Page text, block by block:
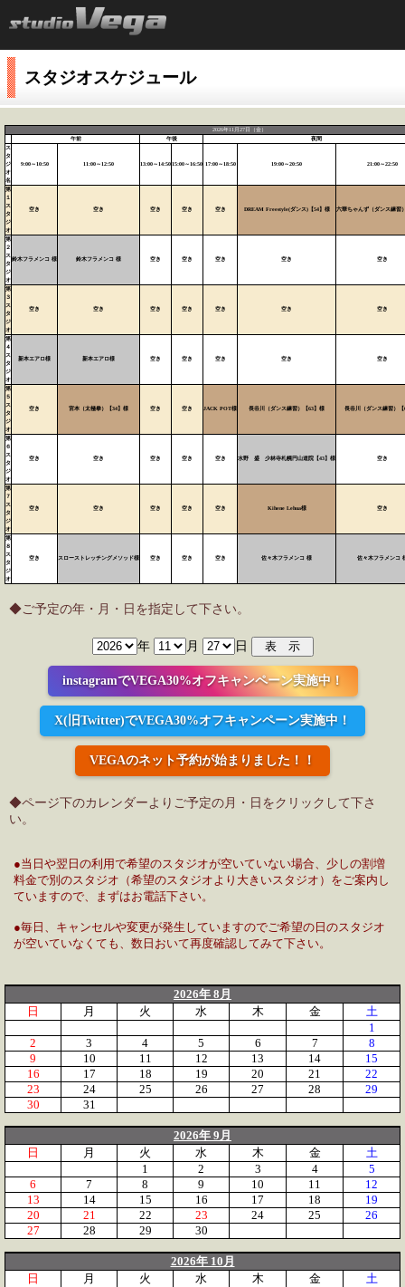
スタジオスケジュール
2026年11月27日（金）
午前
午後
夜間
ス
タ
ジ
オ
名
9:00～10:50 11:00～12:50 13:00～14:5015:00～16:50 17:00～18:50 19:00～20:50 21:00～22:50
第
１
ス
タ
ジ
オ
空き 空き 空き 空き 空き DREAM Freestyle(ダンス)【54】様 六華ちゃんず（ダンス練習
第
２
ス
タ
ジ
オ
鈴木フラメンコ 様 鈴木フラメンコ 様 空き 空き 空き 空き 空き
第
３
ス
タ
ジ
オ
空き 空き 空き 空き 空き 空き 空き
第
４
ス
タ
ジ
オ
新本エアロ様 新本エアロ様 空き 空き 空き 空き 空き
第
５
ス
タ
ジ
オ
空き 宮本（太極拳）【34】様 空き 空き JACK POT様 長谷川（ダンス練習）【63】様 長谷川（ダンス練習）【
第
６
ス
タ
ジ
オ
空き 空き 空き 空き 空き 水野 盛 少林寺札幌円山道院【43】様 空き
第
７
ス
タ
ジ
オ
空き 空き 空き 空き 空き Kihene Lehua様 空き
第
８
ス
タ
ジ
オ
空き スローストレッチングメソッド様 空き 空き 空き 佐々木フラメンコ 様 佐々木フラメンコ
◆ご予定の年・月・日を指定して下さい。
年 月 日
instagramでVEGA30%オフキャンペーン実施中！
X(旧Twitter)でVEGA30%オフキャンペーン実施中！
VEGAのネット予約が始まりました！！
◆ページ下のカレンダーよりご予定の月・日をクリックして下さ
い。
●当日や翌日の利用で希望のスタジオが空いていない場合、少しの割増
料金で別のスタジオ（希望のスタジオより大きいスタジオ）をご案内し
ていますので、まずはお電話下さい。
●毎日、キャンセルや変更が発生していますのでご希望の日のスタジオ
が空いていなくても、数日おいて再度確認してみて下さい。
2026年 8月
日
月 火 水 木 金
土
1
2
3 4 5 6 7
8
9
10 11 12 13 14
15
16
17 18 19 20 21
22
23
24 25 26 27 28
29
30
31
2026年 9月
日
月 火 水 木 金
土
1
2 3 4
5
6
7 8 9 10 11
12
13
14 15 16 17 18
19
20
21 22 23 24 25
26
27
28 29 30
2026年 10月
日
月 火 水 木 金
土